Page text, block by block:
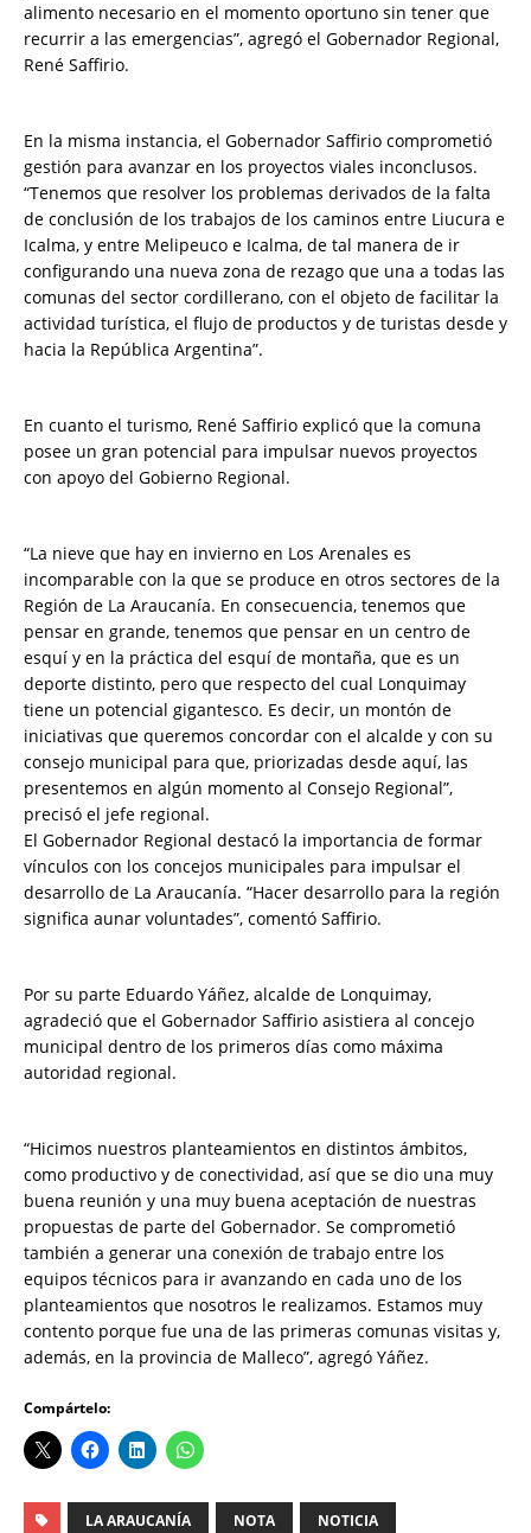
alimento necesario en el momento oportuno sin tener que
recurrir a las emergencias”, agregó el Gobernador Regional,
René Saffirio.
En la misma instancia, el Gobernador Saffirio comprometió
gestión para avanzar en los proyectos viales inconclusos.
“Tenemos que resolver los problemas derivados de la falta
de conclusión de los trabajos de los caminos entre Liucura e
Icalma, y entre Melipeuco e Icalma, de tal manera de ir
configurando una nueva zona de rezago que una a todas las
comunas del sector cordillerano, con el objeto de facilitar la
actividad turística, el flujo de productos y de turistas desde y
hacia la República Argentina”.
En cuanto el turismo, René Saffirio explicó que la comuna
posee un gran potencial para impulsar nuevos proyectos
con apoyo del Gobierno Regional.
“La nieve que hay en invierno en Los Arenales es
incomparable con la que se produce en otros sectores de la
Región de La Araucanía. En consecuencia, tenemos que
pensar en grande, tenemos que pensar en un centro de
esquí y en la práctica del esquí de montaña, que es un
deporte distinto, pero que respecto del cual Lonquimay
tiene un potencial gigantesco. Es decir, un montón de
iniciativas que queremos concordar con el alcalde y con su
consejo municipal para que, priorizadas desde aquí, las
presentemos en algún momento al Consejo Regional”,
precisó el jefe regional.
El Gobernador Regional destacó la importancia de formar
vínculos con los concejos municipales para impulsar el
desarrollo de La Araucanía. “Hacer desarrollo para la región
significa aunar voluntades”, comentó Saffirio.
Por su parte Eduardo Yáñez, alcalde de Lonquimay,
agradeció que el Gobernador Saffirio asistiera al concejo
municipal dentro de los primeros días como máxima
autoridad regional.
“Hicimos nuestros planteamientos en distintos ámbitos,
como productivo y de conectividad, así que se dio una muy
buena reunión y una muy buena aceptación de nuestras
propuestas de parte del Gobernador. Se comprometió
también a generar una conexión de trabajo entre los
equipos técnicos para ir avanzando en cada uno de los
planteamientos que nosotros le realizamos. Estamos muy
contento porque fue una de las primeras comunas visitas y,
además, en la provincia de Malleco”, agregó Yáñez.
Compártelo:
LA ARAUCANÍA NOTA NOTICIA